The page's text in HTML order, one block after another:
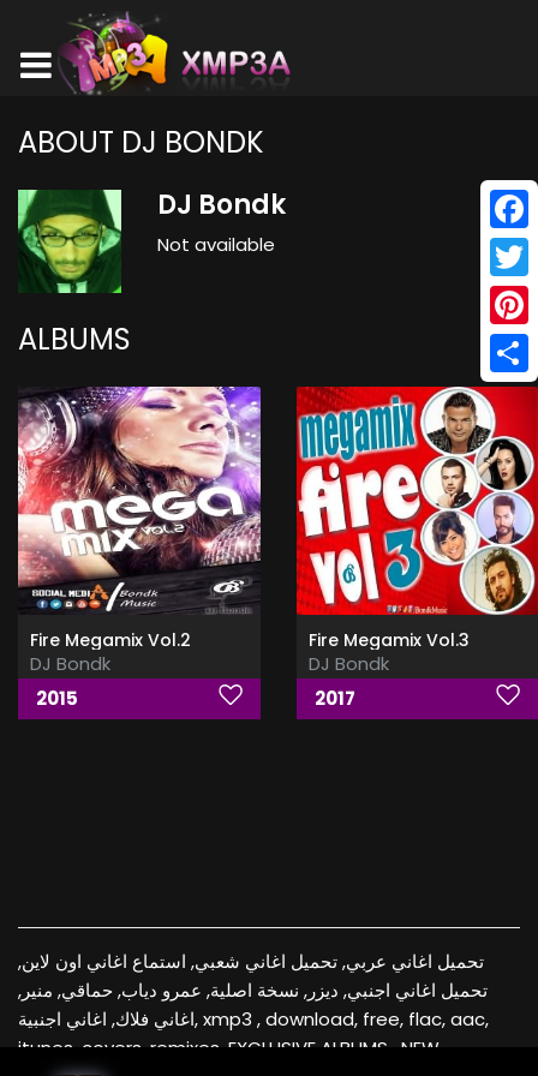
ABOUT DJ BONDK
DJ Bondk
Not available
ALBUMS
Fire Megamix Vol.2
DJ Bondk
2015
Fire Megamix Vol.3
DJ Bondk
2017
تحميل اغاني عربي, تحميل اغاني شعبي, استماع اغاني اون لاين,
تحميل اغاني اجنبي, ديزر, نسخة اصلية, عمرو دياب, حماقي, منير,
اغاني فلاك, اغاني اجنبية, xmp3 , download, free, flac, aac,
itunes, covers, remixes ,EXCLUSIVE ALBUMS , NEW